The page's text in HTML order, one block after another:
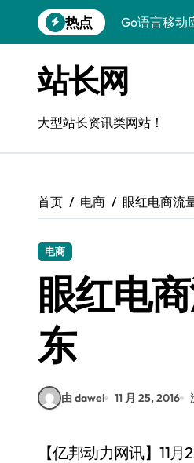
到
热点
Go语言移动
深度评测：
无障碍移动
移动互联产
移动互联中
跨界评测：
站长网
大型站长资讯类网站！
首页 电商 眼红电商流
电商
眼红电
东
由 dawei 11 月 25, 2016
【亿邦动力网讯】11月22日消息，微医旗下乌镇互联网医院正式入驻京东平台，所有京东用户进